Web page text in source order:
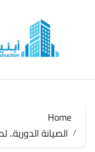
Home
الصيانة الدورية..